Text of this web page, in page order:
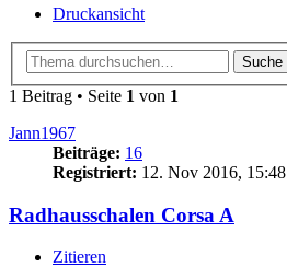
Druckansicht
Suche
1 Beitrag • Seite 1 von 1
Jann1967
Beiträge: 16
Registriert: 12. Nov 2016, 15:48
Radhausschalen Corsa A
Zitieren